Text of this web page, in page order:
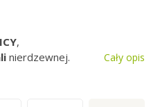
,
nierdzewnej. Cały opis